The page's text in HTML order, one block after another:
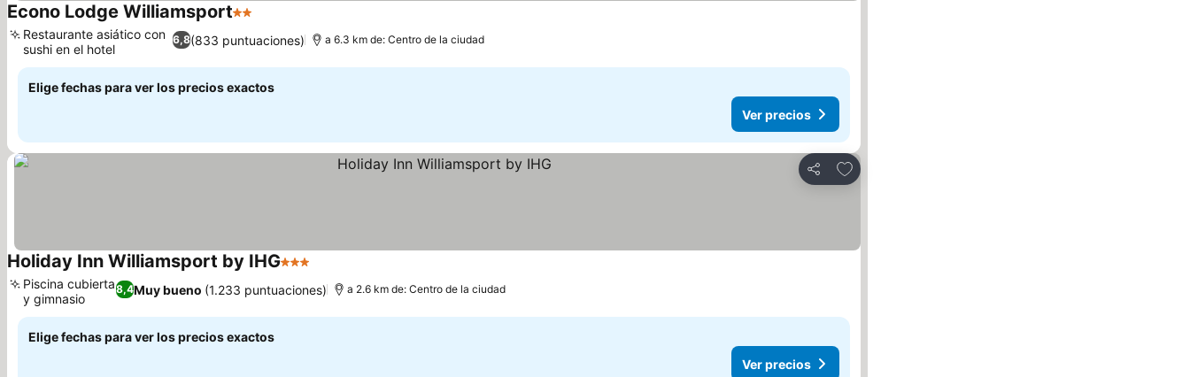
Econo Lodge Williamsport2 Estrellas
6,8(833 puntuaciones)
Restaurante asiático con
sushi en el hotel
a 6.3 km de: Centro de la ciudad
Elige fechas para ver los precios exactos
Ver precios
Compartir
Agregar a favoritos
Holiday Inn Williamsport by IHG3 Estrellas
8,4Muy bueno (1.233 puntuaciones)
Piscina cubierta
y gimnasio
a 2.6 km de: Centro de la ciudad
Elige fechas para ver los precios exactos
Ver precios